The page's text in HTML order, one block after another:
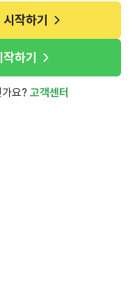
작하기
하기
요? 고객센터